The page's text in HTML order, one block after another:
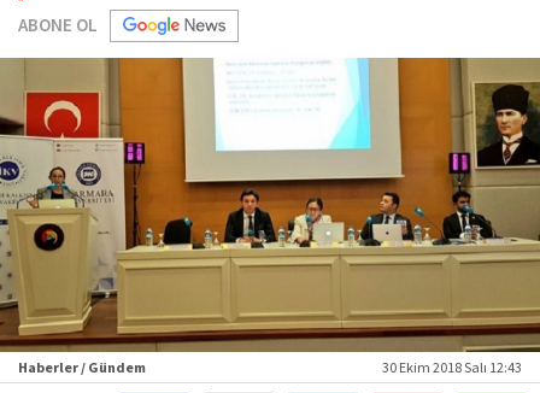
ABONE OL
Haberler / Gündem 30 Ekim 2018 Salı 12:43